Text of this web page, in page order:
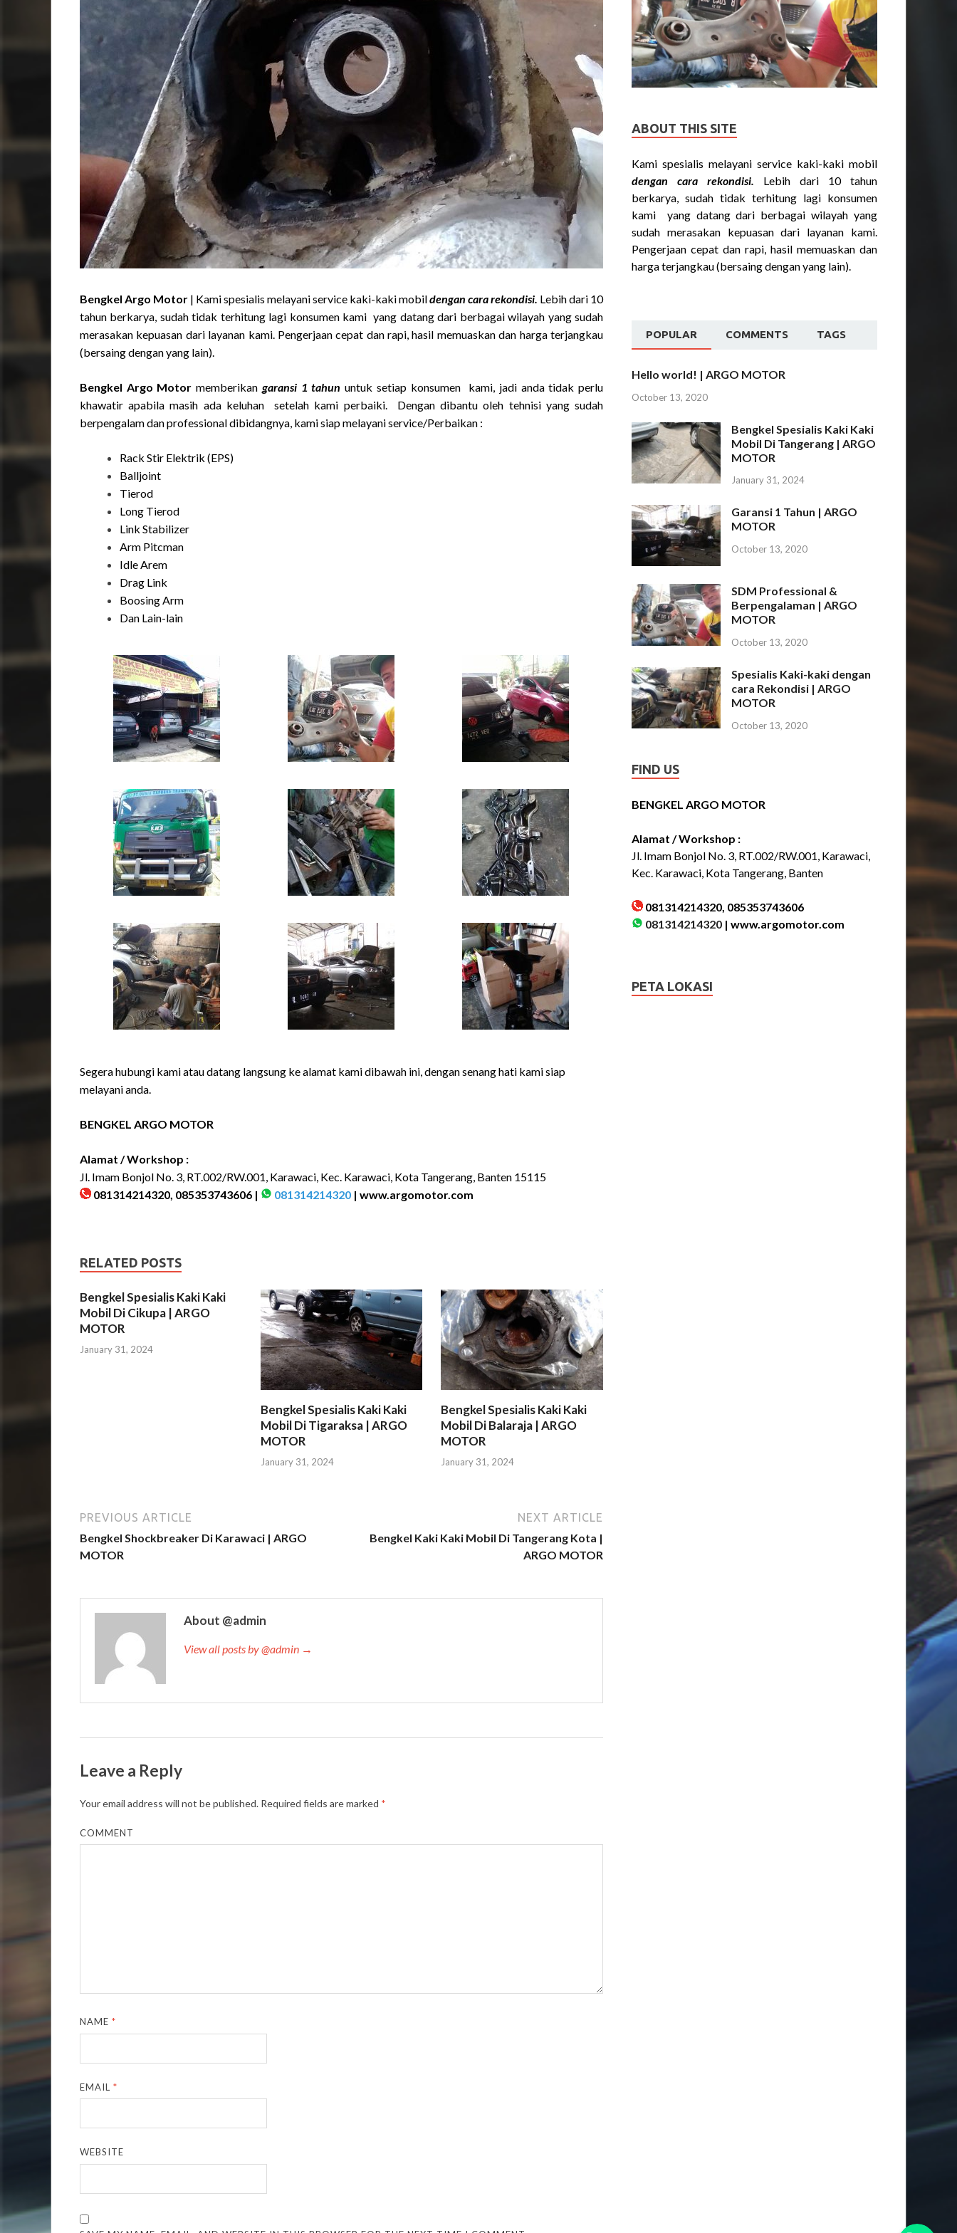
Bengkel Argo Motor | Kami spesialis melayani service kaki-kaki mobildengan cara rekondisi. Lebih dari 10
tahun berkarya, sudah tidak terhitung lagi konsumen kami yang datang dari berbagai wilayah yang sudah
merasakan kepuasan dari layanan kami. Pengerjaan cepat dan rapi, hasil memuaskan dan harga terjangkau
(bersaing dengan yang lain).
Bengkel Argo Motormemberikan garansi 1 tahun untuk setiap konsumen kami, jadi anda tidak perlu
khawatir apabila masih ada keluhan setelah kami perbaiki. Dengan dibantu oleh tehnisi yang sudah
berpengalam dan professional dibidangnya, kami siap melayani service/Perbaikan :
Rack Stir Elektrik (EPS)
Balljoint
Tierod
Long Tierod
Link Stabilizer
Arm Pitcman
Idle Arem
Drag Link
Boosing Arm
Dan Lain-lain
Segera hubungi kami atau datang langsung ke alamat kami dibawah ini, dengan senang hati kami siap
melayani anda.
BENGKEL ARGO MOTOR
Alamat / Workshop :
Jl. Imam Bonjol No. 3, RT.002/RW.001, Karawaci, Kec. Karawaci, Kota Tangerang, Banten 15115
081314214320, 085353743606 |
081314214320 | www.argomotor.com
RELATED POSTS
Bengkel Spesialis Kaki Kaki
Mobil Di Cikupa | ARGO
MOTOR
January 31, 2024
Bengkel Spesialis Kaki Kaki
Mobil Di Tigaraksa | ARGO
MOTOR
January 31, 2024
Bengkel Spesialis Kaki Kaki
Mobil Di Balaraja | ARGO
MOTOR
January 31, 2024
PREVIOUS ARTICLE
Bengkel Shockbreaker Di Karawaci | ARGO
MOTOR
NEXT ARTICLE
Bengkel Kaki Kaki Mobil Di Tangerang Kota |
ARGO MOTOR
About @admin
View all posts by @admin →
Leave a Reply
Your email address will not be published. Required fields are marked *
COMMENT
NAME*
EMAIL*
WEBSITE
ABOUT THIS SITE
Kami spesialis melayani service kaki-kaki mobil
dengan cara rekondisi.
Lebih dari 10 tahun
berkarya, sudah tidak terhitung lagi konsumen
kami yang datang dari berbagai wilayah yang
sudah merasakan kepuasan dari layanan kami.
Pengerjaan cepat dan rapi, hasil memuaskan dan
harga terjangkau (bersaing dengan yang lain).
POPULAR COMMENTS TAGS
Hello world! | ARGO MOTOR
October 13, 2020
Bengkel Spesialis Kaki Kaki
Mobil Di Tangerang | ARGO
MOTOR
January 31, 2024
Garansi 1 Tahun | ARGO
MOTOR
October 13, 2020
SDM Professional &
Berpengalaman | ARGO
MOTOR
October 13, 2020
Spesialis Kaki-kaki dengan
cara Rekondisi | ARGO
MOTOR
October 13, 2020
FIND US
BENGKEL ARGO MOTOR
Alamat / Workshop :
Jl. Imam Bonjol No. 3, RT.002/RW.001, Karawaci,
Kec. Karawaci, Kota Tangerang, Banten
081314214320, 085353743606
081314214320 |www.argomotor.com
PETA LOKASI